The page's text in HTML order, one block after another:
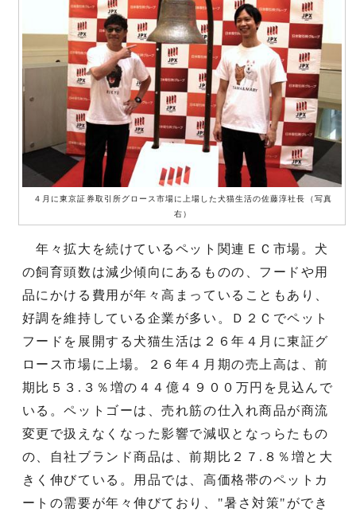
４月に東京証券取引所グロース市場に上場した犬猫生活の佐藤淳社長（写真
右）
年々拡大を続けているペット関連ＥＣ市場。犬
の飼育頭数は減少傾向にあるものの、フードや用
品にかける費用が年々高まっていることもあり、
好調を維持している企業が多い。Ｄ２Ｃでペット
フードを展開する犬猫生活は２６年４月に東証グ
ロース市場に上場。２６年４月期の売上高は、前
期比５３.３％増の４４億４９００万円を見込んで
いる。ペットゴーは、売れ筋の仕入れ商品が商流
変更で扱えなくなった影響で減収となっらたもの
の、自社ブランド商品は、前期比２７.８％増と大
きく伸びている。用品では、高価格帯のペットカ
ートの需要が年々伸びており、"暑さ対策"ができ